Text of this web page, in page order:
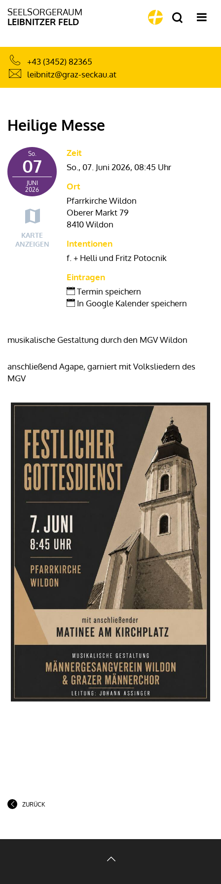
SEELSORGERAUM
LEIBNITZER FELD
+43 (3452) 82365
leibnitz@graz-seckau.at
Heilige Messe
So.
07
JUNI
2026
KARTE
ANZEIGEN
Zeit
So., 07. Juni 2026, 08:45 Uhr
Ort
Pfarrkirche Wildon
Oberer Markt 79
8410 Wildon
Intentionen
f. + Helli und Fritz Potocnik
Eintragen
Termin speichern
In Google Kalender speichern
musikalische Gestaltung durch den MGV Wildon
anschließend Agape, garniert mit Volksliedern des
MGV
ZURÜCK